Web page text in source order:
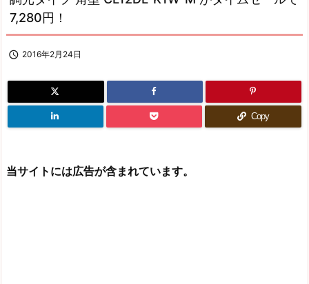
7,280円！
 2016年2月24日
Copy
当サイトには広告が含まれています。